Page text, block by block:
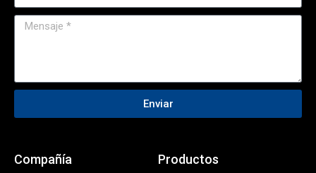
Enviar
Compañía Productos